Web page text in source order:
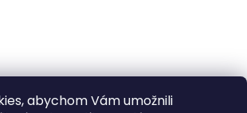
abychom Vám umožnili